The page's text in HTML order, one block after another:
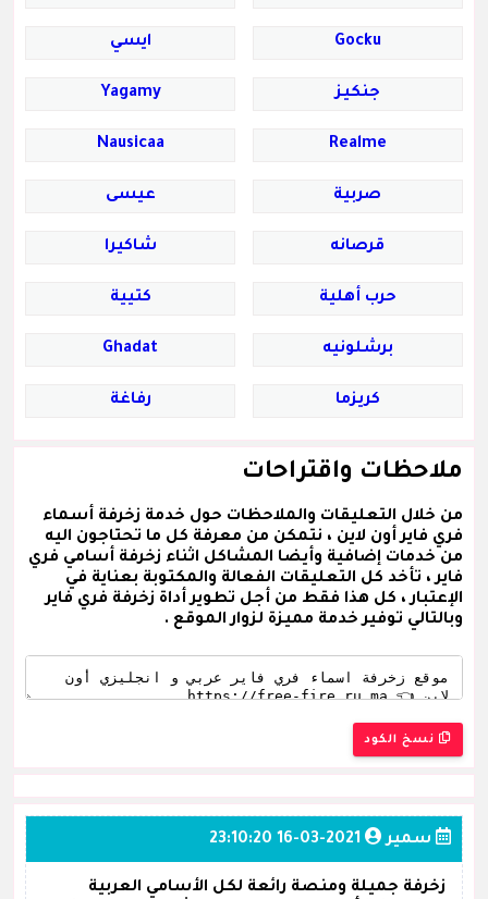
Gocku ايسي
جنكيز Yagamy
Realme
Nausicaa
صربية عيسى
قرصانه شاكيرا
حرب أهلية كتيية
برشلونيه Ghadat
كريزما رفاغة
ملاحظات واقتراحات
من خلال التعليقات والملاحظات حول خدمة زخرفة أسماء
فري فاير أون لاين ، نتمكن من معرفة كل ما تحتاجون اليه
من خدمات إضافية وأيضا المشاكل اثناء زخرفة أسامي فري
فاير ، تأخد كل التعليقات الفعالة والمكتوبة بعناية في
الإعتبار ، كل هذا فقط من أجل تطوير أداة زخرفة فري فاير
وبالتالي توفير خدمة مميزة لزوار الموقع .
نسخ الكود
سمير 2021-03-16 23:10:20
زخرفة جميلة ومنصة رائعة لكل الأسامي العربية